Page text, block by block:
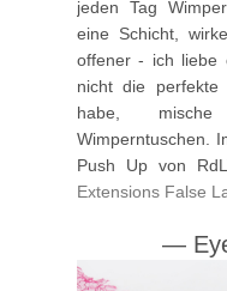
jeden Tag
eine Schicht,
offener - ich liebe
nicht die perfekte
habe,
Wimperntuschen.
Push Up von
Extensions False
—